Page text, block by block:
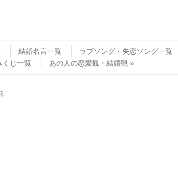
結婚名言一覧 ラブソング・失恋ソング一覧
くじ一覧 あの人の恋愛観・結婚観